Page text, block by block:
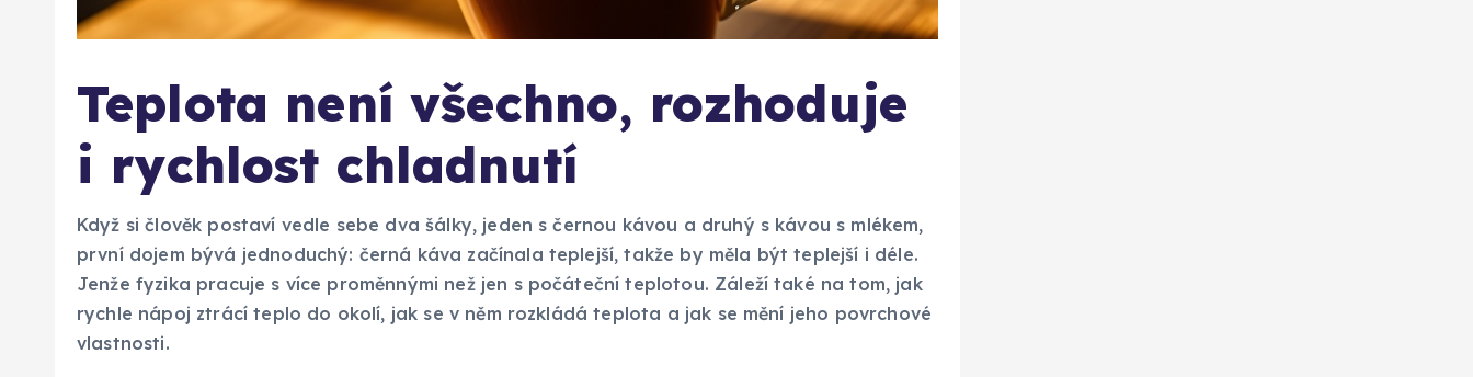
Teplota není všechno, rozhoduje
i rychlost chladnutí
Když si člověk postaví vedle sebe dva šálky, jeden s černou kávou a druhý s kávou s mlékem,
první dojem bývá jednoduchý: černá káva začínala teplejší, takže by měla být teplejší i déle.
Jenže fyzika pracuje s více proměnnými než jen s počáteční teplotou. Záleží také na tom, jak
rychle nápoj ztrácí teplo do okolí, jak se v něm rozkládá teplota a jak se mění jeho povrchové
vlastnosti.